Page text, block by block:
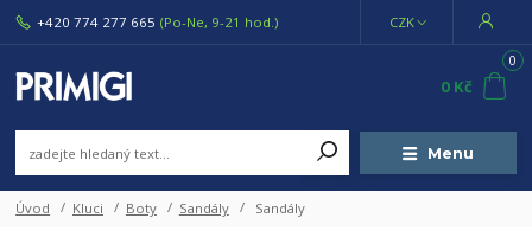
Menu
CZK
+420 774 277 665 (Po-Ne, 9-21 hod.)
0
0 Kč
Úvod Kluci Boty Sandály Sandály